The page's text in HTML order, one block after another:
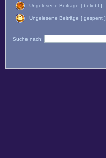
Ungelesene Beiträge [ beliebt ]
Ungelesene Beiträge [ gesperrt ]
Suche nach: